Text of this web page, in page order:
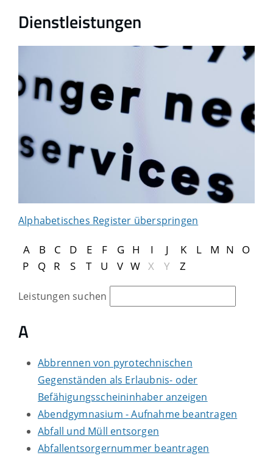
Dienstleistungen
Alphabetisches Register überspringen
A B C D E F G H I J K L M N
O
P
Q R S T U V W X Y Z
Leistungen suchen
A
Abbrennen von pyrotechnischen
Gegenständen als Erlaubnis- oder
Befähigungsscheininhaber anzeigen
Abendgymnasium - Aufnahme beantragen
Abfall und Müll entsorgen
Abfallentsorgernummer beantragen